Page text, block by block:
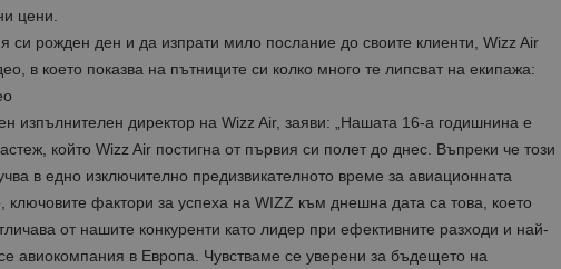
цени.
си рожден ден и да изпрати мило послание до своите клиенти, Wizz Air
в което показва на пътниците си колко много те липсват на екипажа:
изпълнителен директор на Wizz Air, заяви: „Нашата 16-а годишнина е
който Wizz Air постигна от първия си полет до днес. Въпреки че този
в едно изключително предизвикателното време за авиационната
ключовите фактори за успеха на WIZZ към днешна дата са това, което
от нашите конкуренти като лидер при ефективните разходи и най-
авиокомпания в Европа. Чувстваме се уверени за бъдещето на